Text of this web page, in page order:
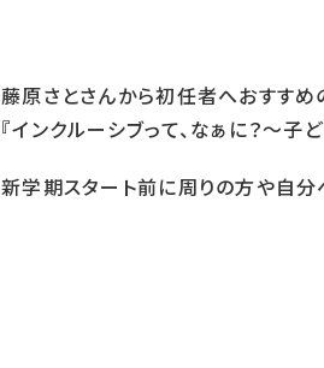
藤原さとさんから初任者へおすすめ
『インクルーシブって、なぁに？〜
新学期スタート前に周りの方や自分